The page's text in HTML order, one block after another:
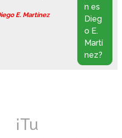
E. Martínez
n es
Dieg
o E.
Martí
nez?
¡Tu